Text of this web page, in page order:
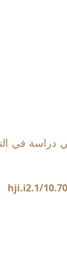
دراسة في